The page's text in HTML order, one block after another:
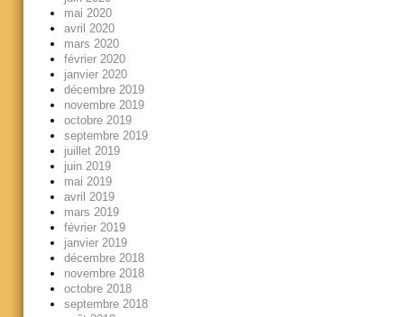
mai 2020
avril 2020
mars 2020
février 2020
janvier 2020
décembre 2019
novembre 2019
octobre 2019
septembre 2019
juillet 2019
juin 2019
mai 2019
avril 2019
mars 2019
février 2019
janvier 2019
décembre 2018
novembre 2018
octobre 2018
septembre 2018